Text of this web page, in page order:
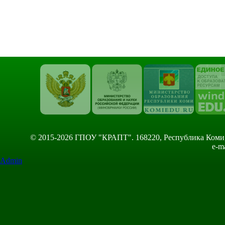
© 2015-2026 ГПОУ "КРАПТ". 168220, Республика Коми,
e-
Admin